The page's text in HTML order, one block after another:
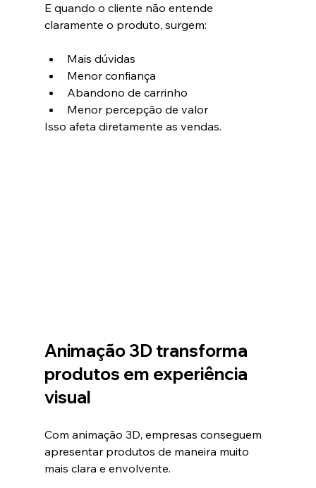
E quando o cliente não entende
claramente o produto, surgem:
Mais dúvidas
Menor confiança
Abandono de carrinho
Menor percepção de valor
Isso afeta diretamente as vendas.
Animação 3D transforma
produtos em experiência
visual
Com animação 3D, empresas conseguem
apresentar produtos de maneira muito
mais clara e envolvente.